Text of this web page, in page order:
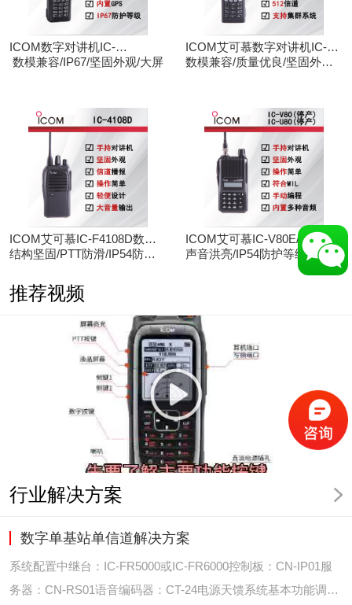
ICOM数字对讲机IC-
F3263DT/IC-F4263DT
数模兼容/IP67/坚固外观/大屏
ICOM艾可慕数字对讲机IC-
F3161D IC-F4161D
数模兼容/质量优良/坚固外观/
ICOM艾可慕IC-F4108D数字
对讲机
结构坚固/PTT防滑/IP54防护/
ICOM艾可慕IC-V80E/IC-
U80E手持对讲机（停产）
声音洪亮/IP54防护等级/手动
推荐视频
行业解决方案
数字单基站单信道解决方案
系统配置中继台：IC-FR5000或IC-FR6000控制板：CN-IP01服
务器：CN-RS01语音编码器：CT-24电源天馈系统基本功能调度